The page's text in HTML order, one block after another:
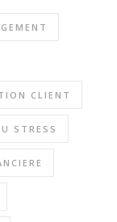
CLIENT
STRESS